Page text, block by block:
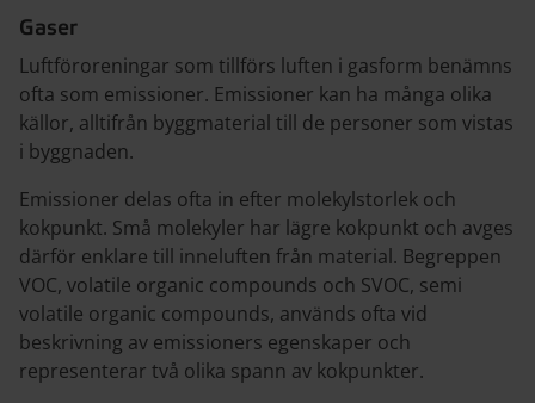
Gaser
Luftföroreningar som tillförs luften i gasform benämns
ofta som emissioner. Emissioner kan ha många olika
källor, alltifrån byggmaterial till de personer som vistas
i byggnaden.
Emissioner delas ofta in efter molekylstorlek och
kokpunkt. Små molekyler har lägre kokpunkt och avges
därför enklare till inneluften från material. Begreppen
VOC, volatile organic compounds och SVOC, semi
volatile organic compounds, används ofta vid
beskrivning av emissioners egenskaper och
representerar två olika spann av kokpunkter.